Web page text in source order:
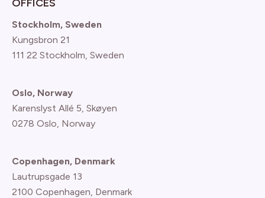
OFFICES
Stockholm, Sweden
Kungsbron 21
111 22 Stockholm, Sweden
Oslo, Norway
Karenslyst Allé 5, Skøyen
0278 Oslo, Norway
Copenhagen, Denmark
Lautrupsgade 13
2100 Copenhagen, Denmark